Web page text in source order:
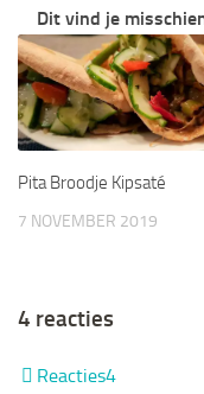
Dit vind je
Pita Broodje Kipsaté
7 NOVEMBER 2019
4 reacties
Reacties4